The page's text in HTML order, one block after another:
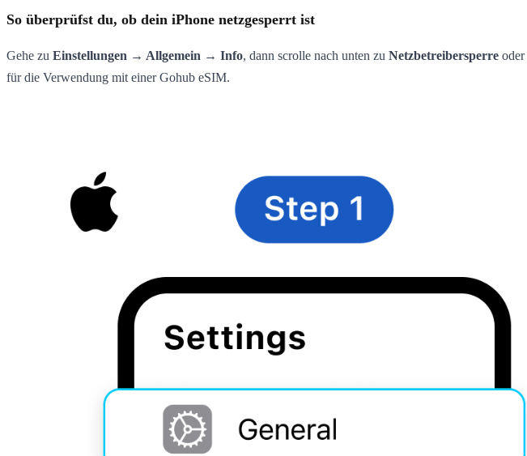
So überprüfst du, ob dein iPhone netzgesperrt ist
Gehe zu Einstellungen → Allgemein → Info, dann scrolle nach unten zu Netzbetreibersperre oder
für die Verwendung mit einer Gohub eSIM.